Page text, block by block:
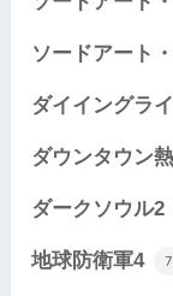
ソードアート
ダイイングラ
ダウンタウン
ダークソウル2
地球防衛軍4 7